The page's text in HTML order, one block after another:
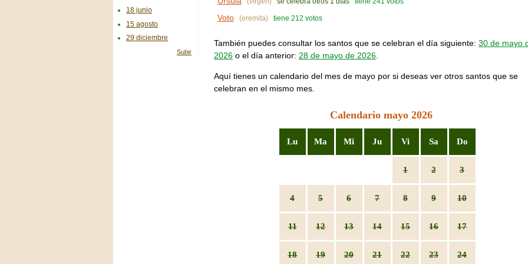
Voto (eremita) tiene 212 votos
También puedes consultar los santos que se celebran el día siguiente: 30 de mayo
2026o el día anterior: 28 de mayo de 2026.
Aquí tienes un calendario del mes de mayo por si deseas ver otros santos que se
celebran en el mismo mes.
Calendario mayo 2026
Lu Ma Mi Ju Vi Sa Do
1 2 3
4 5 6 7 8 9 10
11 12 13 14 15 16 17
18 19 20 21 22 23 24
18 junio
15 agosto
29 diciembre
Subir